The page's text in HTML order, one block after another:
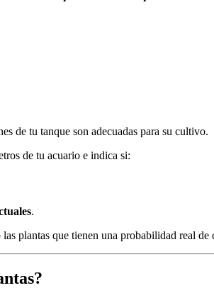
de tu tanque son adecuadas para su cultivo.
de tu acuario e indica si:
.
plantas que tienen una probabilidad real de